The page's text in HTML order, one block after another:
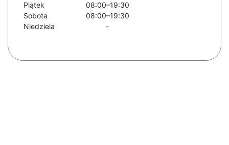
Piątek
08:00–19:30
Sobota
08:00–19:30
Niedziela
-